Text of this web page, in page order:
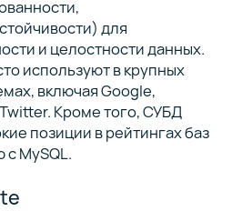
для
и целостности данных.
используют в крупных
включая Google,
Кроме того, СУБД
позиции в рейтингах баз
MySQL.